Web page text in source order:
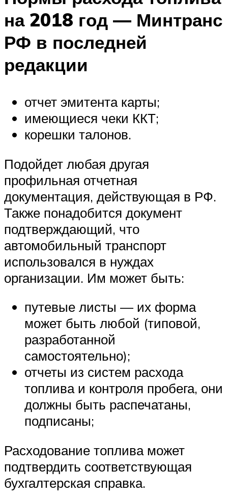
на 2018 год — Минтранс
РФ в последней
редакции
отчет эмитента карты;
имеющиеся чеки ККТ;
корешки талонов.
Подойдет любая другая
профильная отчетная
документация, действующая в РФ.
Также понадобится документ
подтверждающий, что
автомобильный транспорт
использовался в нуждах
организации. Им может быть:
путевые листы — их форма
может быть любой (типовой,
разработанной
самостоятельно);
отчеты из систем расхода
топлива и контроля пробега, они
должны быть распечатаны,
подписаны;
Расходование топлива может
подтвердить соответствующая
бухгалтерская справка.